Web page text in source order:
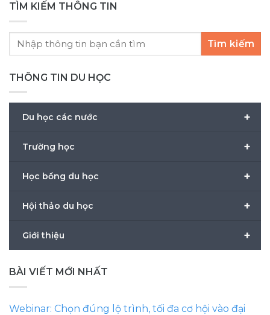
TÌM KIẾM THÔNG TIN
Tìm kiếm
THÔNG TIN DU HỌC
+
Du học các nước
+
Trường học
+
Học bổng du học
+
Hội thảo du học
+
Giới thiệu
BÀI VIẾT MỚI NHẤT
Webinar: Chọn đúng lộ trình, tối đa cơ hội vào đại